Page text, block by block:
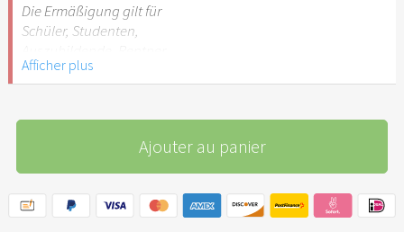
Die Ermäßigung gilt für
Schüler, Studenten,
Arbeitslose, FSJler, BFDler,
Personen mit
Afficher plus
Ajouter au panier